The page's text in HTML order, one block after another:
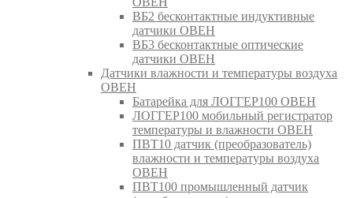
ВБ2 бесконтактные индуктивные
датчики ОВЕН
ВБ3 бесконтактные оптические
датчики ОВЕН
Датчики влажности и температуры воздуха
ОВЕН
Батарейка для ЛОГГЕР100 ОВЕН
ЛОГГЕР100 мобильный регистратор
температуры и влажности ОВЕН
ПВТ10 датчик (преобразователь)
влажности и температуры воздуха
ОВЕН
ПВТ100 промышленный датчик